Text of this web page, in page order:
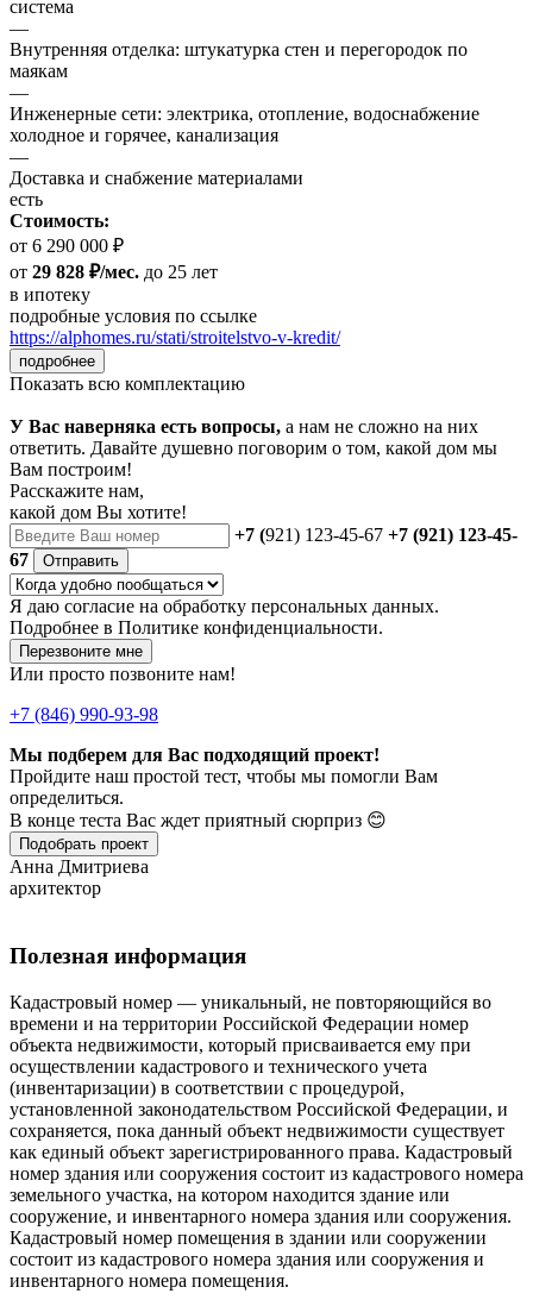
система
—
Внутренняя отделка: штукатурка стен и перегородок по
маякам
—
Инженерные сети: электрика, отопление, водоснабжение
холодное и горячее, канализация
—
Доставка и снабжение материалами
есть
Стоимость:
от 6 290 000 ₽
от 29 828 ₽/мес. до 25 лет
в ипотеку
подробные условия по ссылке
https://alphomes.ru/stati/stroitelstvo-v-kredit/
подробнее
Показать всю комплектацию
У Вас наверняка есть вопросы, а нам не сложно на них
ответить. Давайте душевно поговорим о том, какой дом мы
Вам построим!
Расскажите нам,
какой дом Вы хотите!
+7 (921) 123-45-67 +7 (921) 123-45-
67
Отправить
Я даю согласие на обработку персональных данных.
Подробнее в Политике конфиденциальности.
Перезвоните мне
Или просто позвоните нам!
+7 (846) 990-93-98
Мы подберем для Вас подходящий проект!
Пройдите наш простой тест, чтобы мы помогли Вам
определиться.
В конце теста Вас ждет приятный сюрприз 😊
Подобрать проект
Анна Дмитриева
архитектор
Полезная информация
Кадастровый номер — уникальный, не повторяющийся во
времени и на территории Российской Федерации номер
объекта недвижимости, который присваивается ему при
осуществлении кадастрового и технического учета
(инвентаризации) в соответствии с процедурой,
установленной законодательством Российской Федерации, и
сохраняется, пока данный объект недвижимости существует
как единый объект зарегистрированного права. Кадастровый
номер здания или сооружения состоит из кадастрового номера
земельного участка, на котором находится здание или
сооружение, и инвентарного номера здания или сооружения.
Кадастровый номер помещения в здании или сооружении
состоит из кадастрового номера здания или сооружения и
инвентарного номера помещения.